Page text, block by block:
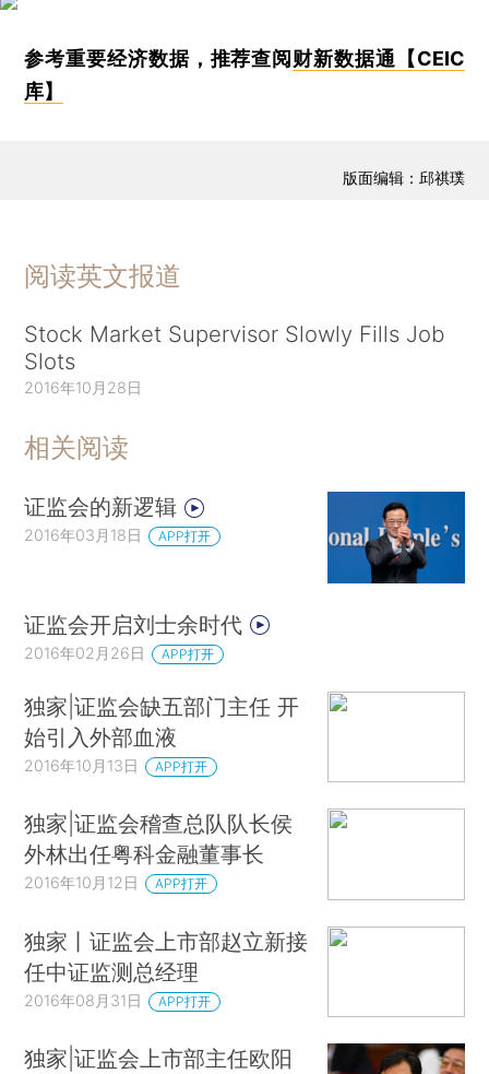
参考重要经济数据，推荐查阅 财新数据通【CEIC
库】
版面编辑：邱祺璞
阅读英文报道
Stock Market Supervisor Slowly Fills Job
Slots
2016年10月28日
相关阅读
证监会的新逻辑
2016年03月18日 APP打开
证监会开启刘士余时代
2016年02月26日 APP打开
独家|证监会缺五部门主任 开
始引入外部血液
2016年10月13日 APP打开
独家|证监会稽查总队队长侯
外林出任粤科金融董事长
2016年10月12日 APP打开
独家丨证监会上市部赵立新接
任中证监测总经理
2016年08月31日 APP打开
独家|证监会上市部主任欧阳